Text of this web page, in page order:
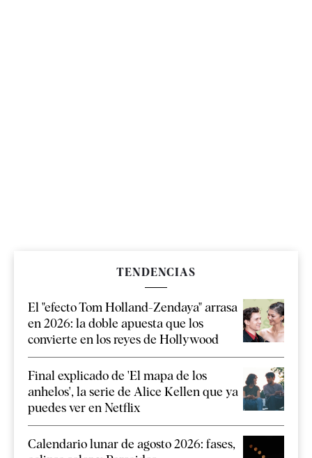
TENDENCIAS
El "efecto Tom Holland-Zendaya" arrasa
en 2026: la doble apuesta que los
convierte en los reyes de Hollywood
Final explicado de 'El mapa de los
anhelos', la serie de Alice Kellen que ya
puedes ver en Netflix
Calendario lunar de agosto 2026: fases,